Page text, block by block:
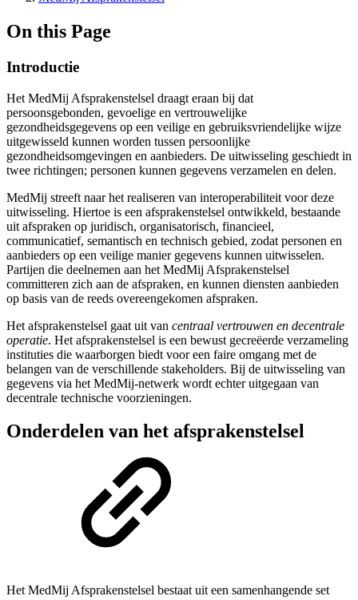
On this Page
Introductie
Het MedMij Afsprakenstelsel draagt eraan bij dat
persoonsgebonden, gevoelige en vertrouwelijke
gezondheidsgegevens op een veilige en gebruiksvriendelijke wijze
uitgewisseld kunnen worden tussen persoonlijke
gezondheidsomgevingen en aanbieders. De uitwisseling geschiedt in
twee richtingen; personen kunnen gegevens verzamelen en delen.
MedMij streeft naar het realiseren van interoperabiliteit voor deze
uitwisseling. Hiertoe is een afsprakenstelsel ontwikkeld, bestaande
uit afspraken op juridisch, organisatorisch, financieel,
communicatief, semantisch en technisch gebied, zodat personen en
aanbieders op een veilige manier gegevens kunnen uitwisselen.
Partijen die deelnemen aan het MedMij Afsprakenstelsel
committeren zich aan de afspraken, en kunnen diensten aanbieden
op basis van de reeds overeengekomen afspraken.
Het afsprakenstelsel gaat uit van centraal vertrouwen en decentrale
operatie. Het afsprakenstelsel is een bewust gecreëerde verzameling
instituties die waarborgen biedt voor een faire omgang met de
belangen van de verschillende stakeholders. Bij de uitwisseling van
gegevens via het MedMij-netwerk wordt echter uitgegaan van
decentrale technische voorzieningen.
Onderdelen van het afsprakenstelsel
Het MedMij Afsprakenstelsel bestaat uit een samenhangende set